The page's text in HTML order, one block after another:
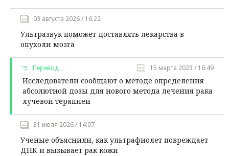
03 августа 2026 / 16:22
Ультразвук поможет доставлять лекарства в
опухоли мозга
Перевод 15 марта 2023 / 16:49
Исследователи сообщают о методе определения
абсолютной дозы для нового метода лечения рака
лучевой терапией
31 июля 2026 / 14:07
Ученые объяснили, как ультрафиолет повреждает
ДНК и вызывает рак кожи